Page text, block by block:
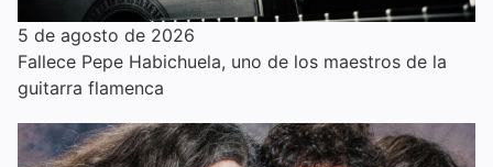
5 de agosto de 2026
Fallece Pepe Habichuela, uno de los maestros de la
guitarra flamenca